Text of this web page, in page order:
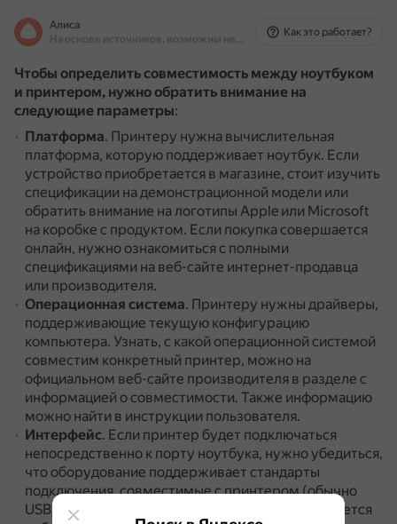
Алиса
На основе источников, возможны неточности
Как это работает?
Чтобы определить совместимость между ноутбуком
и принтером, нужно обратить внимание на
следующие параметры:
Платформа. Принтеру нужна вычислительная
платформа, которую поддерживает ноутбук. Если
устройство приобретается в магазине, стоит изучить
спецификации на демонстрационной модели или
обратить внимание на логотипы Apple или Microsoft
на коробке с продуктом. Если покупка совершается
онлайн, нужно ознакомиться с полными
спецификациями на веб-сайте интернет-продавца
или производителя.
Операционная система. Принтеру нужны драйверы,
поддерживающие текущую конфигурацию
компьютера. Узнать, с какой операционной системой
совместим конкретный принтер, можно на
официальном веб-сайте производителя в разделе с
информацией о совместимости. Также информацию
можно найти в инструкции пользователя.
Интерфейс. Если принтер будет подключаться
непосредственно к порту ноутбука, нужно убедиться,
что оборудование поддерживает стандарты
подключения, совместимые с принтером (обычно
USB).
Для беспроводного подключения потребуется